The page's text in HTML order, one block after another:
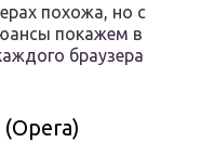
похожа, но с
покажем в
браузера